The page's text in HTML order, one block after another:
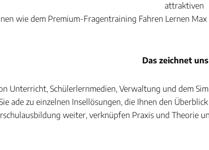
attraktiven
wie dem Premium-Fragentraining Fahren Lernen
Das zeichnet
Unterricht, Schülerlernmedien, Verwaltung und dem
ade zu einzelnen Insellösungen, die Ihnen den
weiter, verknüpfen Praxis und Theorie